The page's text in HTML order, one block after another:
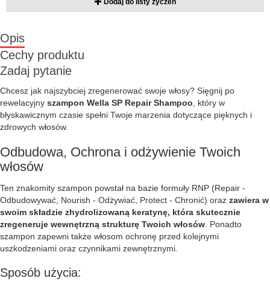
Dodaj do listy życzeń
Opis
Cechy produktu
Zadaj pytanie
Chcesz jak najszybciej zregenerować swoje włosy? Sięgnij po
rewelacyjny szampon Wella SP Repair Shampoo , który w
błyskawicznym czasie spełni Twoje marzenia dotyczące pięknych i
zdrowych włosów.
Odbudowa, Ochrona i odżywienie Twoich
włosów
Ten znakomity szampon powstał na bazie formuły RNP (Repair -
Odbudowywać, Nourish - Odżywiać, Protect - Chronić) oraz zawiera w
swoim składzie zhydrolizowaną keratynę, która skutecznie
zregeneruje wewnętrzną strukturę Twoich włosów . Ponadto
szampon zapewni także włosom ochronę przed kolejnymi
uszkodzeniami oraz czynnikami zewnętrznymi.
Sposób użycia: